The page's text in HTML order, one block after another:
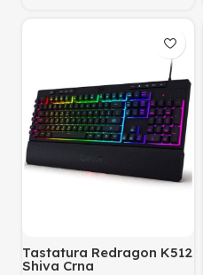
Tastatura Redragon K512
Shiva Crna